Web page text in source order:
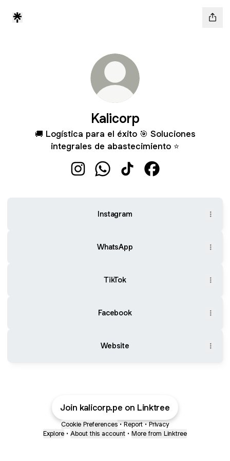
Kalicorp
🚚 Logística para el éxito 🎯 Soluciones
integrales de abastecimiento ⭐
Instagram
WhatsApp
TikTok
Facebook
Website
Join kalicorp.pe on Linktree
Cookie Preferences • Report • Privacy
Explore • About this account • More from Linktree